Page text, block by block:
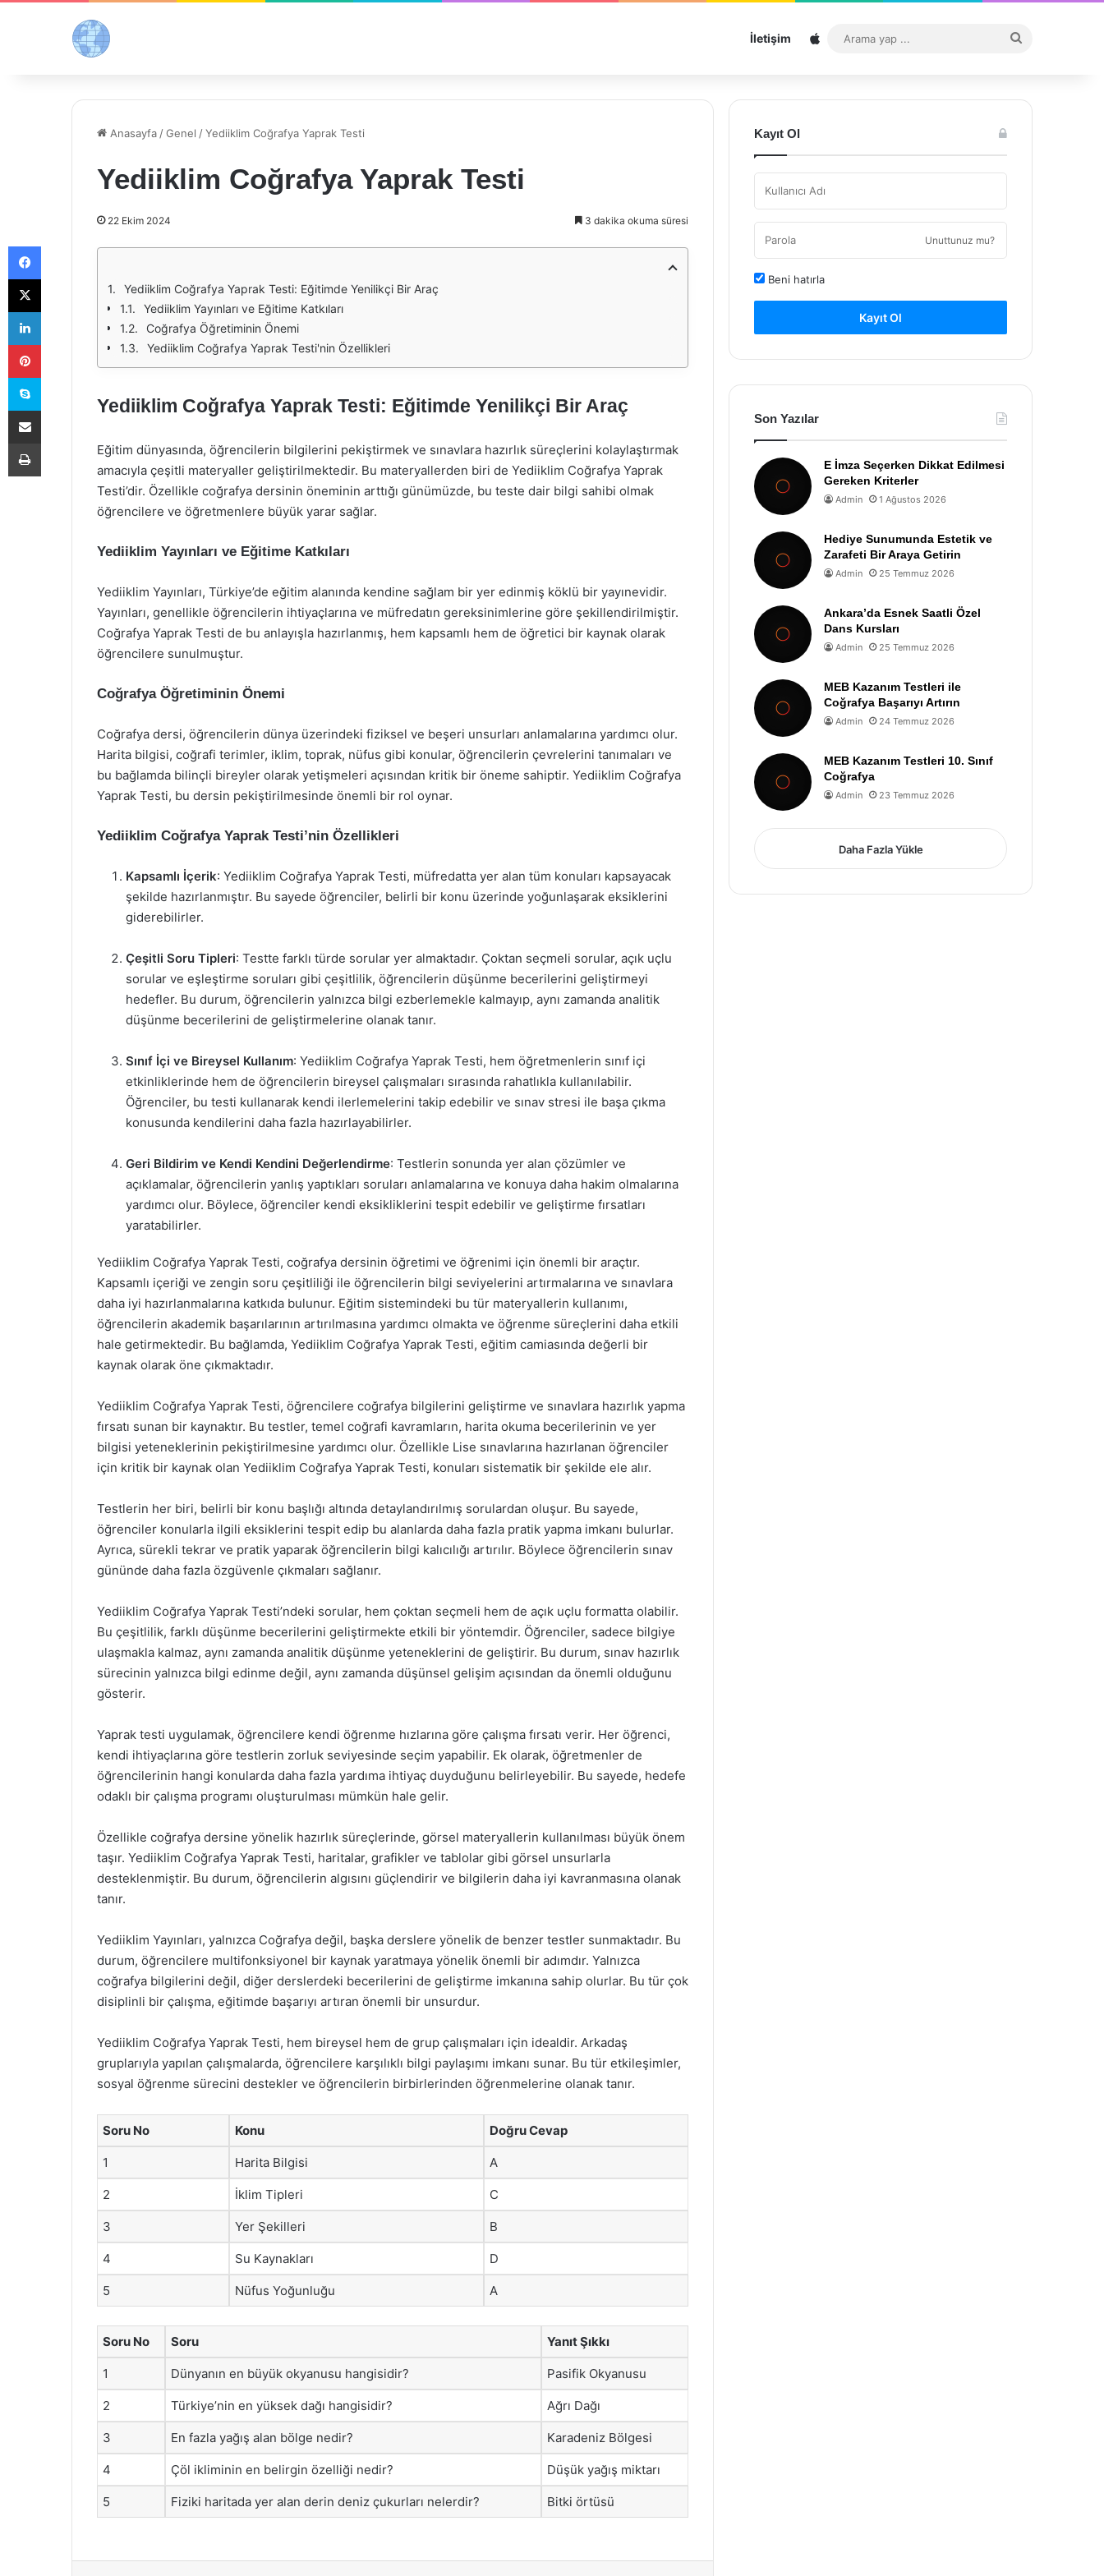
İletişim Sitemap
...
Anasayfa /Genel /Yediiklim Coğrafya Yaprak Testi
Yediiklim Coğrafya Yaprak Testi
22 Ekim 2024 3 dakika okuma süresi
Yediiklim Coğrafya Yaprak Testi: Eğitimde Yenilikçi Bir Araç
Yediiklim Yayınları ve Eğitime Katkıları
Coğrafya Öğretiminin Önemi
Yediiklim Coğrafya Yaprak Testi'nin Özellikleri
Yediiklim Coğrafya Yaprak Testi: Eğitimde Yenilikçi Bir Araç
Eğitim dünyasında, öğrencilerin bilgilerini pekiştirmek ve sınavlara hazırlık süreçlerini kolaylaştırmak
amacıyla çeşitli materyaller geliştirilmektedir. Bu materyallerden biri de Yediiklim Coğrafya Yaprak
Testi’dir. Özellikle coğrafya dersinin öneminin arttığı günümüzde, bu teste dair bilgi sahibi olmak
öğrencilere ve öğretmenlere büyük yarar sağlar.
Yediiklim Yayınları ve Eğitime Katkıları
Yediiklim Yayınları, Türkiye’de eğitim alanında kendine sağlam bir yer edinmiş köklü bir yayınevidir.
Yayınları, genellikle öğrencilerin ihtiyaçlarına ve müfredatın gereksinimlerine göre şekillendirilmiştir.
Coğrafya Yaprak Testi de bu anlayışla hazırlanmış, hem kapsamlı hem de öğretici bir kaynak olarak
öğrencilere sunulmuştur.
Coğrafya Öğretiminin Önemi
Coğrafya dersi, öğrencilerin dünya üzerindeki fiziksel ve beşeri unsurları anlamalarına yardımcı olur.
Harita bilgisi, coğrafi terimler, iklim, toprak, nüfus gibi konular, öğrencilerin çevrelerini tanımaları ve
bu bağlamda bilinçli bireyler olarak yetişmeleri açısından kritik bir öneme sahiptir. Yediiklim Coğrafya
Yaprak Testi, bu dersin pekiştirilmesinde önemli bir rol oynar.
Yediiklim Coğrafya Yaprak Testi’nin Özellikleri
Kapsamlı İçerik: Yediiklim Coğrafya Yaprak Testi, müfredatta yer alan tüm konuları kapsayacak
şekilde hazırlanmıştır. Bu sayede öğrenciler, belirli bir konu üzerinde yoğunlaşarak eksiklerini
giderebilirler.
Çeşitli Soru Tipleri: Testte farklı türde sorular yer almaktadır. Çoktan seçmeli sorular, açık uçlu
sorular ve eşleştirme soruları gibi çeşitlilik, öğrencilerin düşünme becerilerini geliştirmeyi
hedefler. Bu durum, öğrencilerin yalnızca bilgi ezberlemekle kalmayıp, aynı zamanda analitik
düşünme becerilerini de geliştirmelerine olanak tanır.
Sınıf İçi ve Bireysel Kullanım: Yediiklim Coğrafya Yaprak Testi, hem öğretmenlerin sınıf içi
etkinliklerinde hem de öğrencilerin bireysel çalışmaları sırasında rahatlıkla kullanılabilir.
Öğrenciler, bu testi kullanarak kendi ilerlemelerini takip edebilir ve sınav stresi ile başa çıkma
konusunda kendilerini daha fazla hazırlayabilirler.
Geri Bildirim ve Kendi Kendini Değerlendirme: Testlerin sonunda yer alan çözümler ve
açıklamalar, öğrencilerin yanlış yaptıkları soruları anlamalarına ve konuya daha hakim olmalarına
yardımcı olur. Böylece, öğrenciler kendi eksikliklerini tespit edebilir ve geliştirme fırsatları
yaratabilirler.
Yediiklim Coğrafya Yaprak Testi, coğrafya dersinin öğretimi ve öğrenimi için önemli bir araçtır.
Kapsamlı içeriği ve zengin soru çeşitliliği ile öğrencilerin bilgi seviyelerini artırmalarına ve sınavlara
daha iyi hazırlanmalarına katkıda bulunur. Eğitim sistemindeki bu tür materyallerin kullanımı,
öğrencilerin akademik başarılarının artırılmasına yardımcı olmakta ve öğrenme süreçlerini daha etkili
hale getirmektedir. Bu bağlamda, Yediiklim Coğrafya Yaprak Testi, eğitim camiasında değerli bir
kaynak olarak öne çıkmaktadır.
Yediiklim Coğrafya Yaprak Testi, öğrencilere coğrafya bilgilerini geliştirme ve sınavlara hazırlık yapma
fırsatı sunan bir kaynaktır. Bu testler, temel coğrafi kavramların, harita okuma becerilerinin ve yer
bilgisi yeteneklerinin pekiştirilmesine yardımcı olur. Özellikle Lise sınavlarına hazırlanan öğrenciler
için kritik bir kaynak olan Yediiklim Coğrafya Yaprak Testi, konuları sistematik bir şekilde ele alır.
Testlerin her biri, belirli bir konu başlığı altında detaylandırılmış sorulardan oluşur. Bu sayede,
öğrenciler konularla ilgili eksiklerini tespit edip bu alanlarda daha fazla pratik yapma imkanı bulurlar.
Ayrıca, sürekli tekrar ve pratik yaparak öğrencilerin bilgi kalıcılığı artırılır. Böylece öğrencilerin sınav
gününde daha fazla özgüvenle çıkmaları sağlanır.
Yediiklim Coğrafya Yaprak Testi’ndeki sorular, hem çoktan seçmeli hem de açık uçlu formatta olabilir.
Bu çeşitlilik, farklı düşünme becerilerini geliştirmekte etkili bir yöntemdir. Öğrenciler, sadece bilgiye
ulaşmakla kalmaz, aynı zamanda analitik düşünme yeteneklerini de geliştirir. Bu durum, sınav hazırlık
sürecinin yalnızca bilgi edinme değil, aynı zamanda düşünsel gelişim açısından da önemli olduğunu
gösterir.
Yaprak testi uygulamak, öğrencilere kendi öğrenme hızlarına göre çalışma fırsatı verir. Her öğrenci,
kendi ihtiyaçlarına göre testlerin zorluk seviyesinde seçim yapabilir. Ek olarak, öğretmenler de
öğrencilerinin hangi konularda daha fazla yardıma ihtiyaç duyduğunu belirleyebilir. Bu sayede, hedefe
odaklı bir çalışma programı oluşturulması mümkün hale gelir.
Özellikle coğrafya dersine yönelik hazırlık süreçlerinde, görsel materyallerin kullanılması büyük önem
taşır. Yediiklim Coğrafya Yaprak Testi, haritalar, grafikler ve tablolar gibi görsel unsurlarla
desteklenmiştir. Bu durum, öğrencilerin algısını güçlendirir ve bilgilerin daha iyi kavranmasına olanak
tanır.
Yediiklim Yayınları, yalnızca Coğrafya değil, başka derslere yönelik de benzer testler sunmaktadır. Bu
durum, öğrencilere multifonksiyonel bir kaynak yaratmaya yönelik önemli bir adımdır. Yalnızca
coğrafya bilgilerini değil, diğer derslerdeki becerilerini de geliştirme imkanına sahip olurlar. Bu tür çok
disiplinli bir çalışma, eğitimde başarıyı artıran önemli bir unsurdur.
Yediiklim Coğrafya Yaprak Testi, hem bireysel hem de grup çalışmaları için idealdir. Arkadaş
gruplarıyla yapılan çalışmalarda, öğrencilere karşılıklı bilgi paylaşımı imkanı sunar. Bu tür etkileşimler,
sosyal öğrenme sürecini destekler ve öğrencilerin birbirlerinden öğrenmelerine olanak tanır.
Soru No Konu Doğru Cevap
1 Harita Bilgisi A
2 İklim Tipleri C
3 Yer Şekilleri B
4 Su Kaynakları D
5 Nüfus Yoğunluğu A
Soru No Soru Yanıt Şıkkı
1 Dünyanın en büyük okyanusu hangisidir? Pasifik Okyanusu
2 Türkiye’nin en yüksek dağı hangisidir? Ağrı Dağı
3 En fazla yağış alan bölge nedir? Karadeniz Bölgesi
4 Çöl ikliminin en belirgin özelliği nedir? Düşük yağış miktarı
5 Fiziki haritada yer alan derin deniz çukurları nelerdir? Bitki örtüsü
Kayıt Ol
Unuttunuz mu?
Beni hatırla
Kayıt Ol
Son Yazılar
E İmza Seçerken Dikkat Edilmesi
Gereken Kriterler
Admin 1 Ağustos 2026
Hediye Sunumunda Estetik ve
Zarafeti Bir Araya Getirin
Admin 25 Temmuz 2026
Ankara’da Esnek Saatli Özel
Dans Kursları
Admin 25 Temmuz 2026
MEB Kazanım Testleri ile
Coğrafya Başarıyı Artırın
Admin 24 Temmuz 2026
MEB Kazanım Testleri 10. Sınıf
Coğrafya
Admin 23 Temmuz 2026
Daha Fazla Yükle
Facebook
X
LinkedIn
Pinterest
Skype
E-Posta ile paylaş